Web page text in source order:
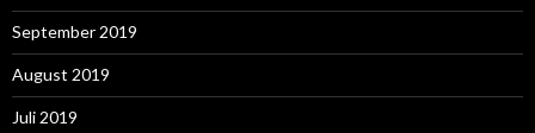
September 2019
August 2019
Juli 2019